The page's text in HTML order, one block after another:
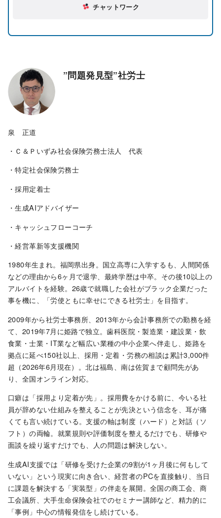
チャットワーク
”問題発見型”社労士
泉 正道
・Ｃ＆Ｐいずみ社会保険労務士法人 代表
・特定社会保険労務士
・採用定着士
・生成AIアドバイザー
・キャッシュフローコーチ
・経営革新等支援機関
1980年生まれ。福岡県出身。国立高専に入学するも、人間関係
などの理由から6ヶ月で退学、最終学歴は中卒。その後10以上の
アルバイトを経験。26歳で就職した会社がブラック企業だった
事を機に、「労使ともに幸せにできる社労士」を目指す。
2009年から社労士事務所、2013年から会計事務所での勤務を経
て、2019年7月に姫路で独立。歯科医院・製造業・建設業・飲
食業・士業・IT業など幅広い業種の中小企業へ伴走し、姫路を
拠点に延べ150社以上、採用・定着・労務の相談は累計3,000件
超（2026年6月現在）。北は福島、南は佐賀まで顧問先があ
り、全国オンライン対応。
口癖は「採用より定着が先」。採用費をかける前に、今いる社
員が辞めない仕組みを整えることが先決という信念を、耳が痛
くても言い続けている。支援の軸は制度（ハード）と対話（ソ
フト）の両輪。就業規則や評価制度を整えるだけでも、研修や
面談を繰り返すだけでも、人の問題は解決しない。
生成AI支援では「研修を受けた企業の9割が1ヶ月後に何もして
いない」という現実に向き合い、経営者のPCを直接触り、当日
に課題を解決する「実装型」の伴走を展開。全国の商工会、商
工会議所、大手生命保険会社でのセミナー講師など、精力的に
「事例」中心の情報発信をし続けている。